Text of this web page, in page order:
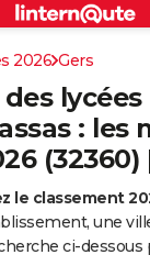
S'inscrire
Connexion
2026 Gers
: les
(32360)
le classement
une
ci-dessous